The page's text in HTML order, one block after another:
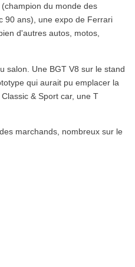
(champion du monde des
90 ans), une expo de Ferrari
d'autres autos, motos,
salon. Une BGT V8 sur le stand
qui aurait pu emplacer la
& Sport car, une T
marchands, nombreux sur le